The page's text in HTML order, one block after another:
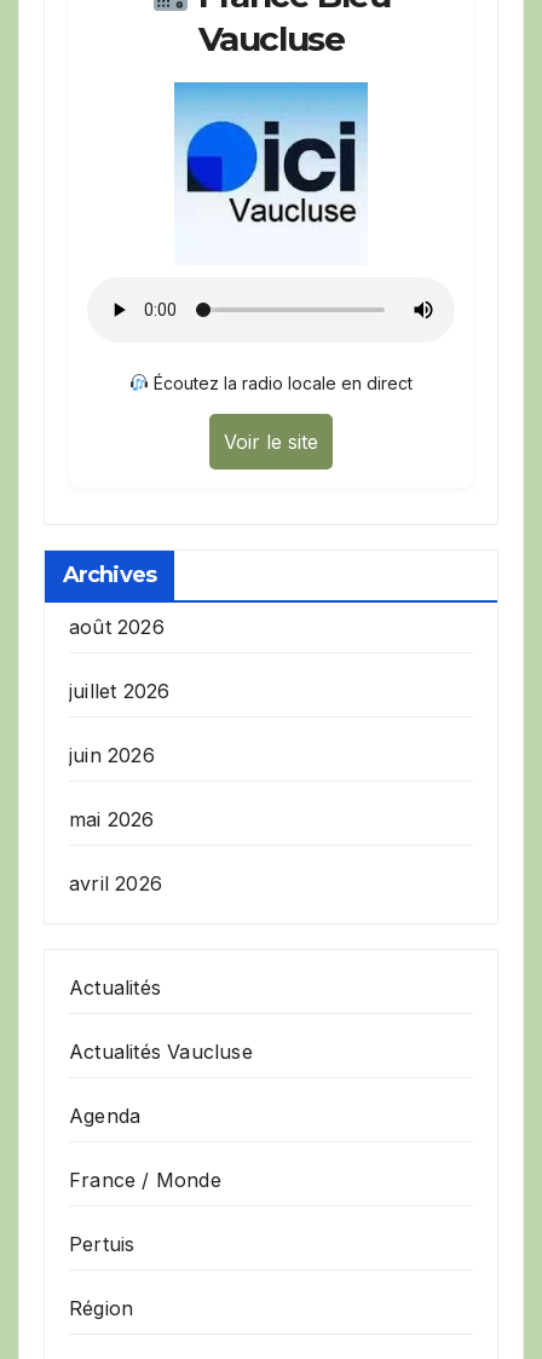
Vaucluse
Écoutez la radio locale en direct
Voir le site
Archives
août 2026
juillet 2026
juin 2026
mai 2026
avril 2026
Actualités
Actualités Vaucluse
Agenda
France / Monde
Pertuis
Région